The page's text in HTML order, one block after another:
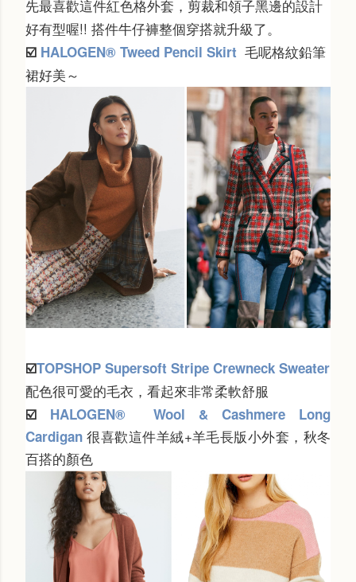
先最喜歡這件紅色格外套，剪裁和領子黑邊的設計
好有型喔!! 搭件牛仔褲整個穿搭就升級了。
☑️ HALOGEN® Tweed Pencil Skirt 毛呢格紋鉛筆
裙好美～
☑️TOPSHOP Supersoft Stripe Crewneck Sweater
配色很可愛的毛衣，看起來非常柔軟舒服
☑️ HALOGEN® Wool & Cashmere Long
Cardigan很喜歡這件羊絨+羊毛長版小外套，秋冬
百搭的顏色